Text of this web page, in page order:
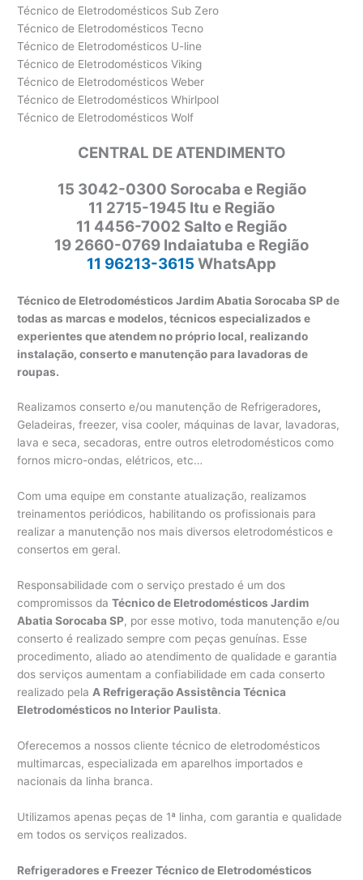
Técnico de Eletrodomésticos Sub Zero
Técnico de Eletrodomésticos Tecno
Técnico de Eletrodomésticos U-line
Técnico de Eletrodomésticos Viking
Técnico de Eletrodomésticos Weber
Técnico de Eletrodomésticos Whirlpool
Técnico de Eletrodomésticos Wolf
CENTRAL DE ATENDIMENTO
15 3042-0300 Sorocaba e Região
11 2715-1945 Itu e Região
11 4456-7002 Salto e Região
19 2660-0769 Indaiatuba e Região
11 96213-3615 WhatsApp
Técnico de Eletrodomésticos Jardim Abatia Sorocaba SP de
todas as marcas e modelos, técnicos especializados e
experientes que atendem no próprio local, realizando
instalação, conserto e manutenção para lavadoras de
roupas.
Realizamos conserto e/ou manutenção de Refrigeradores,
Geladeiras, freezer, visa cooler, máquinas de lavar, lavadoras,
lava e seca, secadoras, entre outros eletrodomésticos como
fornos micro-ondas, elétricos, etc…
Com uma equipe em constante atualização, realizamos
treinamentos periódicos, habilitando os profissionais para
realizar a manutenção nos mais diversos eletrodomésticos e
consertos em geral.
Responsabilidade com o serviço prestado é um dos
compromissos daTécnico de Eletrodomésticos Jardim
Abatia Sorocaba SP, por esse motivo, toda manutenção e/ou
conserto é realizado sempre com peças genuínas. Esse
procedimento, aliado ao atendimento de qualidade e garantia
dos serviços aumentam a confiabilidade em cada conserto
realizado pela A Refrigeração Assistência Técnica
Eletrodomésticos no Interior Paulista.
Oferecemos a nossos cliente técnico de eletrodomésticos
multimarcas, especializada em aparelhos importados e
nacionais da linha branca.
Utilizamos apenas peças de 1ª linha, com garantia e qualidade
em todos os serviços realizados.
Refrigeradores e Freezer Técnico de Eletrodomésticos